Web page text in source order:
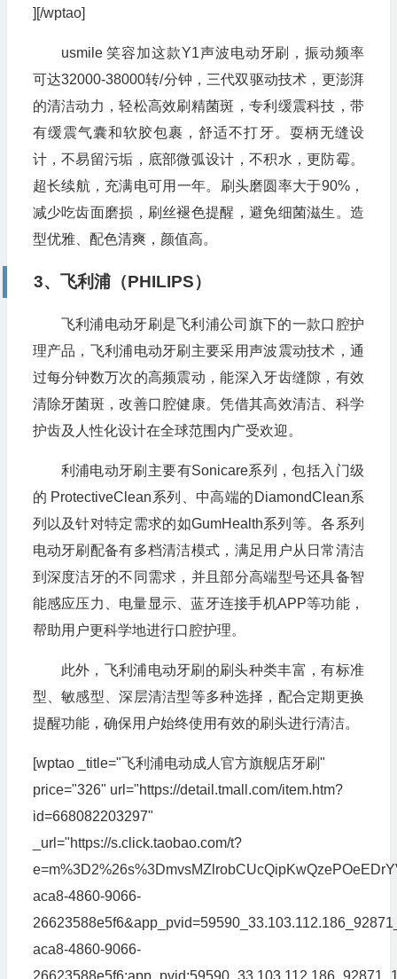
][/wptao]
usmile 笑容加这款Y1声波电动牙刷，振动频率
可达32000-38000转/分钟，三代双驱动技术，更澎湃
的清洁动力，轻松高效刷精菌斑，专利缓震科技，带
有缓震气囊和软胶包裹，舒适不打牙。耍柄无缝设
计，不易留污垢，底部微弧设计，不积水，更防霉。
超长续航，充满电可用一年。刷头磨圆率大于90%，
减少吃齿面磨损，刷丝褪色提醒，避免细菌滋生。造
型优雅、配色清爽，颜值高。
3、飞利浦（PHILIPS）
飞利浦电动牙刷是飞利浦公司旗下的一款口腔护
理产品，飞利浦电动牙刷主要采用声波震动技术，通
过每分钟数万次的高频震动，能深入牙齿缝隙，有效
清除牙菌斑，改善口腔健康。凭借其高效清洁、科学
护齿及人性化设计在全球范围内广受欢迎。
利浦电动牙刷主要有Sonicare系列，包括入门级
的 ProtectiveClean系列、中高端的DiamondClean系
列以及针对特定需求的如GumHealth系列等。各系列
电动牙刷配备有多档清洁模式，满足用户从日常清洁
到深度洁牙的不同需求，并且部分高端型号还具备智
能感应压力、电量显示、蓝牙连接手机APP等功能，
帮助用户更科学地进行口腔护理。
此外，飞利浦电动牙刷的刷头种类丰富，有标准
型、敏感型、深层清洁型等多种选择，配合定期更换
提醒功能，确保用户始终使用有效的刷头进行清洁。
[wptao _title="飞利浦电动成人官方旗舰店牙刷"
price="326" url="https://detail.tmall.com/item.htm?
id=668082203297"
_url="https://s.click.taobao.com/t?
aca8-4860-9066-
aca8-4860-9066-